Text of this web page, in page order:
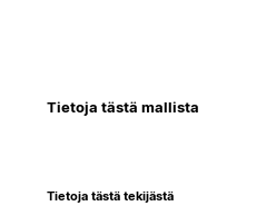
Tietoja tästä mallista
Tietoja tästä tekijästä